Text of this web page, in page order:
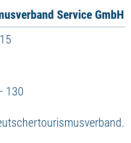
Service GmbH
130